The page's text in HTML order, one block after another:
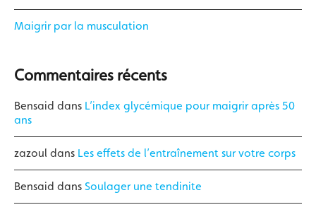
Maigrir par la musculation
Commentaires récents
Bensaid dans L’index glycémique pour maigrir après 50
ans
zazoul dans Les effets de l’entraînement sur votre corps
Bensaid dans Soulager une tendinite